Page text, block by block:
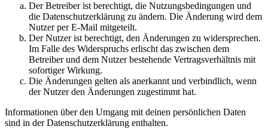
Der Betreiber ist berechtigt, die Nutzungsbedingungen und
die Datenschutzerklärung zu ändern. Die Änderung wird dem
Nutzer per E-Mail mitgeteilt.
Der Nutzer ist berechtigt, den Änderungen zu widersprechen.
Im Falle des Widerspruchs erlischt das zwischen dem
Betreiber und dem Nutzer bestehende Vertragsverhältnis mit
sofortiger Wirkung.
Die Änderungen gelten als anerkannt und verbindlich, wenn
der Nutzer den Änderungen zugestimmt hat.
Informationen über den Umgang mit deinen persönlichen Daten
sind in der Datenschutzerklärung enthalten.